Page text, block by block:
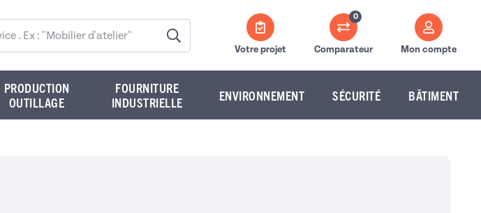
Votre projet
0
Comparateur Mon compte
PRODUCTION
OUTILLAGE
FOURNITURE
INDUSTRIELLE
ENVIRONNEMENT SÉCURITÉ BÂTIMENT